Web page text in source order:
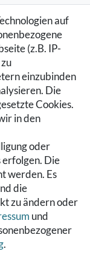
auf
(z.B. IP-
einzubinden
Die
Cookies.
in den
oder
erfolgen. Die
werden. Es
die
zu ändern oder
und
.